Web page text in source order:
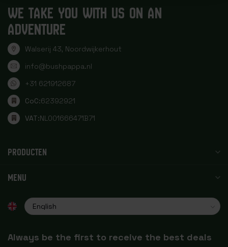
WE TAKE YOU WITH US ON AN
ADVENTURE
Walserij 43, Noordwijkerhout
info@bushpappa.nl
+31 621912687
CoC:62392921
VAT:NL001666471B71
PRODUCTEN
MENU
Always be the first to receive the best deals